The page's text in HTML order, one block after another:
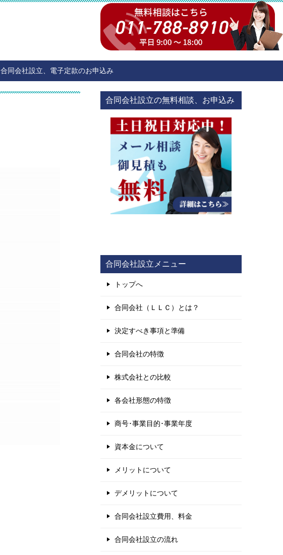
合同会社設立、電子定款のお申込み
合同会社設立の無料相談、お申込み
合同会社設立メニュー
トップへ
合同会社（ＬＬＣ）とは？
決定すべき事項と準備
合同会社の特徴
株式会社との比較
各会社形態の特徴
商号･事業目的･事業年度
資本金について
メリットについて
デメリットについて
合同会社設立費用、料金
合同会社設立の流れ